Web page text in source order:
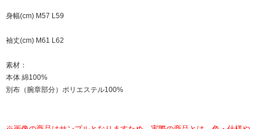
身幅(cm) M57 L59
袖丈(cm) M61 L62
素材：
本体 綿100%
別布（腕章部分）ポリエステル100%